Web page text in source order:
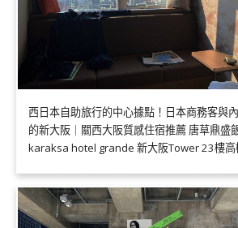
西日本自助旅行的中心據點！日本商務客與
的新大阪｜關西大阪質感住宿推薦 唐草鼎盛
karaksa hotel grande 新大阪Tower 23樓高